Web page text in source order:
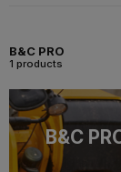
B&C PRO
1 products
B&C